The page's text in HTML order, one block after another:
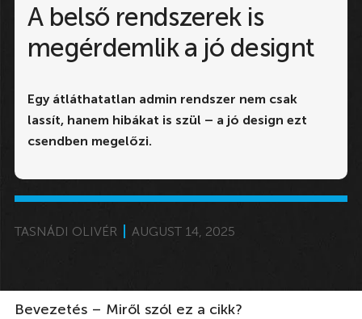
A belső rendszerek is
megérdemlik a jó designt
Egy átláthatatlan admin rendszer nem csak
lassít, hanem hibákat is szül – a jó design ezt
csendben megelőzi.
TASNÁDI OLIVÉR AUGUST 14, 2025
Bevezetés – Miről szól ez a cikk?